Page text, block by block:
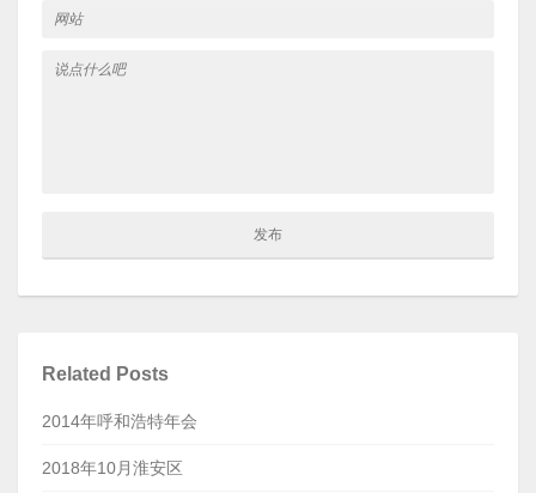
Related Posts
2014年呼和浩特年会
2018年10月淮安区